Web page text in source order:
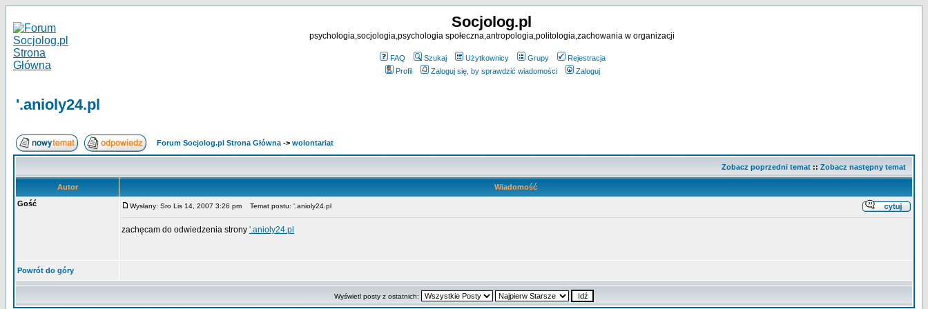
Socjolog.pl
psychologia,socjologia,psychologia społeczna,antropologia,politologia,zachowania w organizacji
FAQ Szukaj Użytkownicy Grupy
Rejestracja
Profil
Zaloguj się, by sprawdzić wiadomości Zaloguj
'.anioly24.pl
Forum Socjolog.pl Strona Główna -> wolontariat
Zobacz poprzedni temat :: Zobacz następny temat
Autor
Wiadomość
Gość
Wysłany: Sro Lis 14, 2007 3:26 pm Temat postu: '.anioly24.pl
zachęcam do odwiedzenia strony '.anioly24.pl
Powrót do góry
Wyświetl posty z ostatnich: